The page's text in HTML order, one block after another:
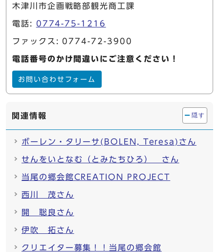
木津川市企画戦略部観光商工課
電話: 0774-75-1216
ファックス: 0774-72-3900
電話番号のかけ間違いにご注意ください！
お問い合わせフォーム
関連情報 隠す
ボーレン・タリーサ(BOLEN, Teresa)さん
せんをいとなむ（とみたちひろ） さん
当尾の郷会館CREATION PROJECT
西川 茂さん
開 聡良さん
伊吹 拓さん
クリエイター募集！！当尾の郷会館